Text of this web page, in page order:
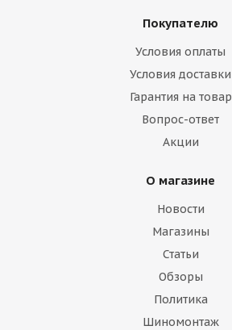
Покупателю
Условия оплаты
Условия доставки
Гарантия на товар
Вопрос-ответ
Акции
О магазине
Новости
Магазины
Статьи
Обзоры
Политика
Шиномонтаж